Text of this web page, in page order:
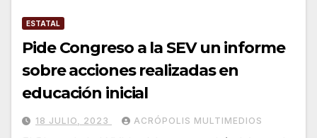
ESTATAL
Pide Congreso a la SEV un informe
sobre acciones realizadas en
educación inicial
18 JULIO, 2023 ACRÓPOLIS MULTIMEDIOS